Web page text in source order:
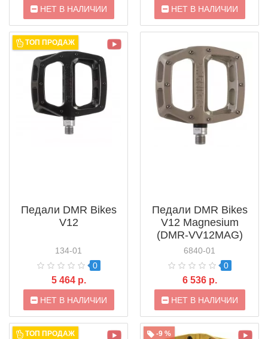
НЕТ В НАЛИЧИИ НЕТ В НАЛИЧИИ
ТОП ПРОДАЖ
Педали DMR Bikes
V12
134-01
0
5 464 р.
НЕТ В НАЛИЧИИ
Педали DMR Bikes
V12 Magnesium
(DMR-VV12MAG)
6840-01
0
6 536 р.
НЕТ В НАЛИЧИИ
ТОП ПРОДАЖ -9 %